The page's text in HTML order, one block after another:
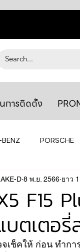
การติดตั้ง
PORSCHE
ยางรถยนต์ AUDI
MAZDA
F15
บตเตอ
D 8 พ.ย. 2566 ยาว
เช็คให้ ก่อน ทำกา